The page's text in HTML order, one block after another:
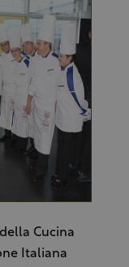
Cucina
Italiana